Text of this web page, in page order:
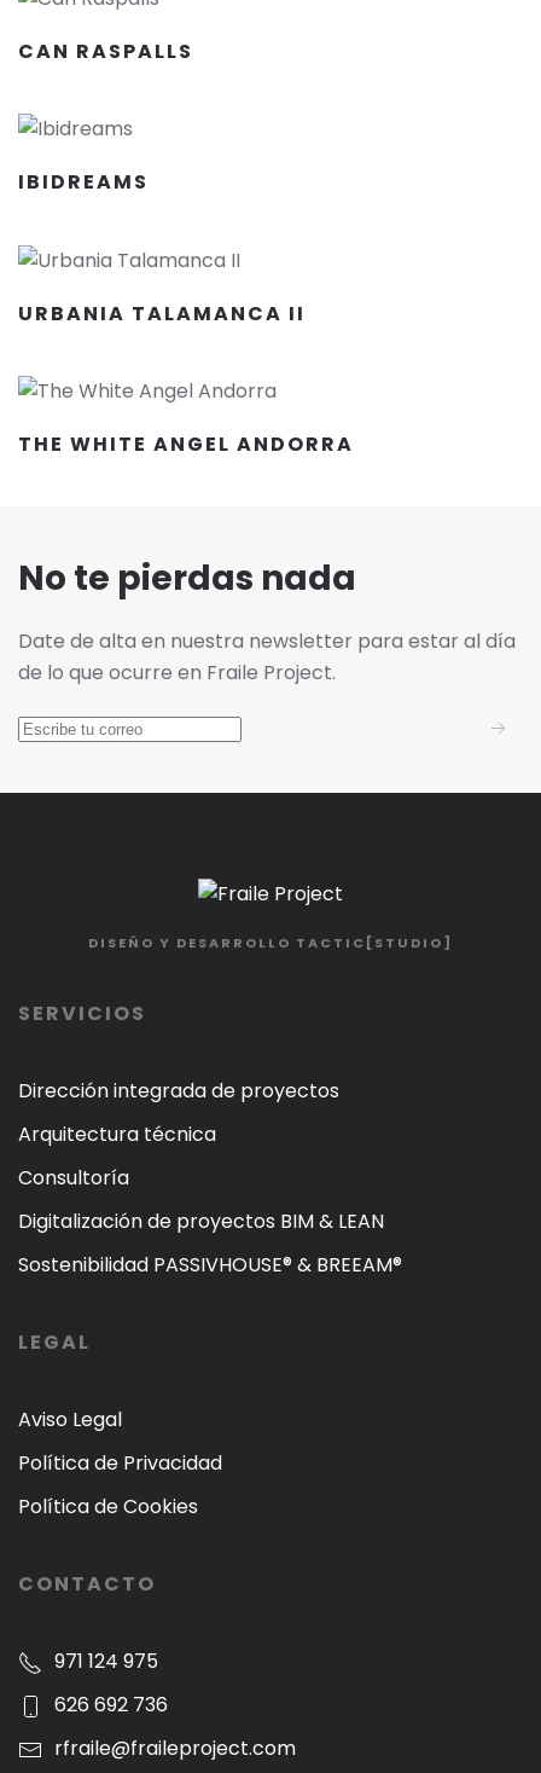
CAN RASPALLS
IBIDREAMS
URBANIA TALAMANCA II
THE WHITE ANGEL ANDORRA
No te pierdas nada
Date de alta en nuestra newsletter para estar al día
de lo que ocurre en Fraile Project.
DISEÑO Y DESARROLLO TACTIC[STUDIO]
SERVICIOS
Dirección integrada de proyectos
Arquitectura técnica
Consultoría
Digitalización de proyectos BIM & LEAN
Sostenibilidad PASSIVHOUSE® & BREEAM®
LEGAL
Aviso Legal
Política de Privacidad
Política de Cookies
CONTACTO
971 124 975
626 692 736
rfraile@fraileproject.com